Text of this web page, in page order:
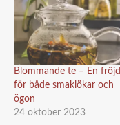
Blommande te – En fröjd
för både smaklökar och
ögon
24 oktober 2023